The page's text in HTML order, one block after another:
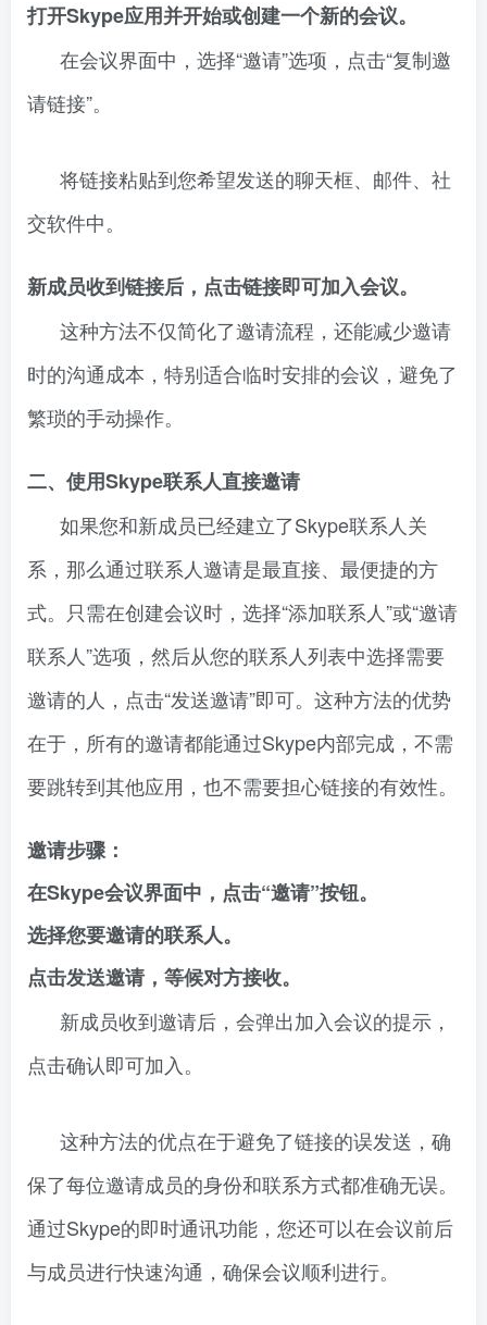
打开Skype应用并开始或创建一个新的会议。
在会议界面中，选择“邀请”选项，点击“复制邀
请链接”。
将链接粘贴到您希望发送的聊天框、邮件、社
交软件中。
新成员收到链接后，点击链接即可加入会议。
这种方法不仅简化了邀请流程，还能减少邀请
时的沟通成本，特别适合临时安排的会议，避免了
繁琐的手动操作。
二、使用Skype联系人直接邀请
如果您和新成员已经建立了Skype联系人关
系，那么通过联系人邀请是最直接、最便捷的方
式。只需在创建会议时，选择“添加联系人”或“邀请
联系人”选项，然后从您的联系人列表中选择需要
邀请的人，点击“发送邀请”即可。这种方法的优势
在于，所有的邀请都能通过Skype内部完成，不需
要跳转到其他应用，也不需要担心链接的有效性。
邀请步骤：
在Skype会议界面中，点击“邀请”按钮。
选择您要邀请的联系人。
点击发送邀请，等候对方接收。
新成员收到邀请后，会弹出加入会议的提示，
点击确认即可加入。
这种方法的优点在于避免了链接的误发送，确
保了每位邀请成员的身份和联系方式都准确无误。
通过Skype的即时通讯功能，您还可以在会议前后
与成员进行快速沟通，确保会议顺利进行。